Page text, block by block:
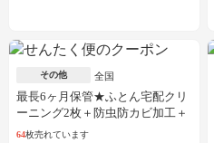
その他 全国
最長6ヶ月保管★ふとん宅配クリ
ーニング2枚＋防虫防カビ加工＋
しみ抜き
64枚売れています